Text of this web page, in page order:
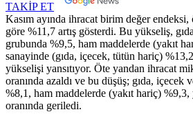
TAKİP ET
Kasım ayında ihracat birim değer endeksi,
göre %11,7 artış gösterdi. Bu yükseliş,
grubunda %9,5, ham maddelerde (yakıt
sanayinde (gıda, içecek, tütün hariç)
yükselişi yansıtıyor. Öte yandan ihracat
oranında azaldı ve bu düşüş; gıda, içecek
%8,1, ham maddelerde (yakıt hariç) %9,3,
oranında geriledi.